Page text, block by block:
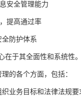
安全管理能力
提高通过率
防护体系
在于其全面性和系统性。
的各个方面，包括：
业务目标和法律法规